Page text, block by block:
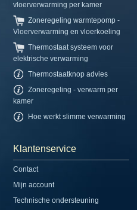
vloerverwarming per kamer
Zoneregeling warmtepomp -
Vloerverwarming en vloerkoeling
Thermostaat systeem voor
elektrische verwarming
Thermostaatknop advies
Zoneregeling - verwarm per
kamer
Hoe werkt slimme verwarming
Klantenservice
Contact
Mijn account
Technische ondersteuning